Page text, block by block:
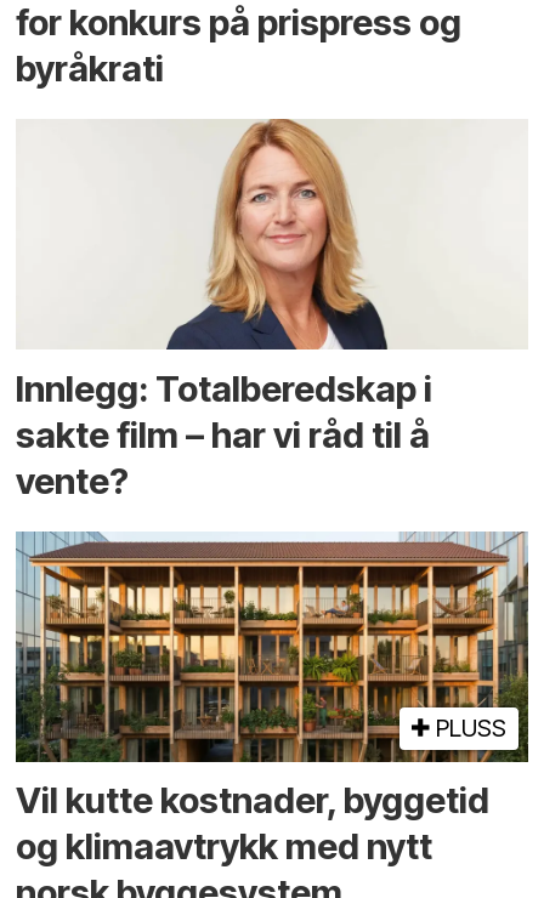
for konkurs på prispress og
byråkrati
Innlegg: Totalberedskap i
sakte film – har vi råd til å
vente?
PLUSS
Vil kutte kostnader, byggetid
og klima­avtrykk med nytt